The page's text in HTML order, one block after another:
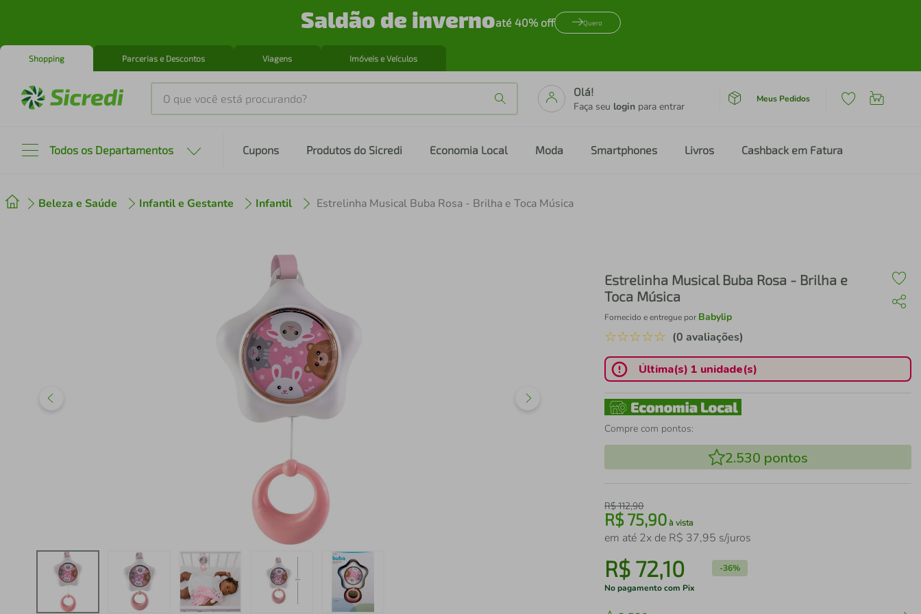
Saldão de invernoaté 40% off Quero
Shopping Parcerias e Descontos Viagens Imóveis e Veículos
O que você está procurando?
Olá!
Faça seu login para entrar
Meus Pedidos
Todos os Departamentos Cupons Produtos do Sicredi Economia Local Moda Smartphones Livros Cashback em Fatura
Beleza e Saúde Infantil e Gestante Infantil Estrelinha Musical Buba Rosa - Brilha e Toca Música
Estrelinha Musical Buba Rosa - Brilha e
Toca Música
Fornecido e entregue por Babylip
☆☆☆☆☆ (0 avaliações)
Última(s) 1 unidade(s)
Compre com pontos:
2.530 pontos
R$112,90
R$75,90 à vista
em até 2x de R$ 37,95 s/juros
R$ 72,10 -36%
No pagamento com Pix
2º cafeteira